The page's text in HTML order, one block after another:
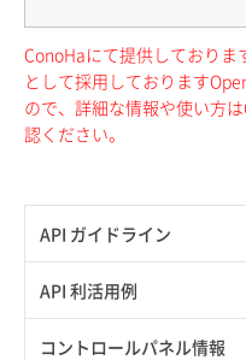
API ガイドライン
APIのご利用について
API 利活用例
APIでAPIサブユーザーを作成す
コントロールパネル情報
ConoHaにて提供しておりま
として採用しております
ので、詳細な情報や使い方
認ください。